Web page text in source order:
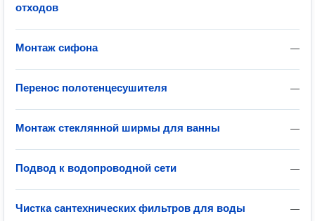
отходов
—
Монтаж сифона
—
Перенос полотенцесушителя
—
Монтаж стеклянной ширмы для ванны
—
Подвод к водопроводной сети
—
Чистка сантехнических фильтров для воды